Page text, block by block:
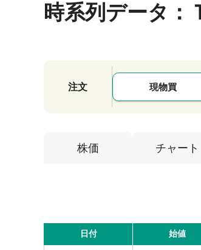
時系列データ
注文 現物買
株価 チャート
日付 始値